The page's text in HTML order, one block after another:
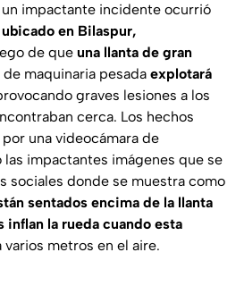
un impactante incidente ocurrió
en Bilaspur,
de que una llanta de gran
maquinaria pesada explotará
graves lesiones a los
cerca. Los hechos
una videocámara de
impactantes imágenes que se
sociales donde se muestra como
sentados encima de la llanta
inflan la rueda cuando esta
metros en el aire.